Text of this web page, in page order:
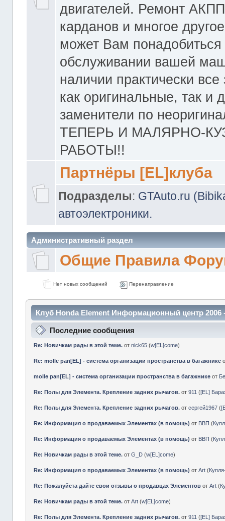
двигателей. Ремонт
карданов и многое
может Вам понадобиться
обслуживании вашей
наличии практически все
как оригинальные, так и
заменители по
ТЕПЕРЬ И МАЛЯРНО-
РАБОТЫ!!
Партнёры [EL]клуба
Подразделы: GTAuto.ru
автоэлектроники.
Административный раздел
Общие Правила
Нет новых сообщений Перенаправление
Клуб Honda Element Информационный центр
Последние сообщения
Re: Новичкам рады в этой теме. отnick65 (w[EL]come)
Re: molle pan[EL] - система организации пространства в багажнике
molle pan[EL] - система организации пространства в багажнике от
Re: Полы для Элемента. Крепление задних рычагов. от911 ([EL]
Re: Полы для Элемента. Крепление задних рычагов. отсергей1967 (
Re: Информация о продаваемых Элементах (в помощь) от ВВП (
Re: Информация о продаваемых Элементах (в помощь) от ВВП (
Re: Новичкам рады в этой теме. отG_D (w[EL]come)
Re: Информация о продаваемых Элементах (в помощь) отArt (
Re: Пожалуйста дайте свои отзывы о продавцах Элементов отArt (
Re: Новичкам рады в этой теме. отArt (w[EL]come)
Re: Полы для Элемента. Крепление задних рычагов. от911 ([EL]